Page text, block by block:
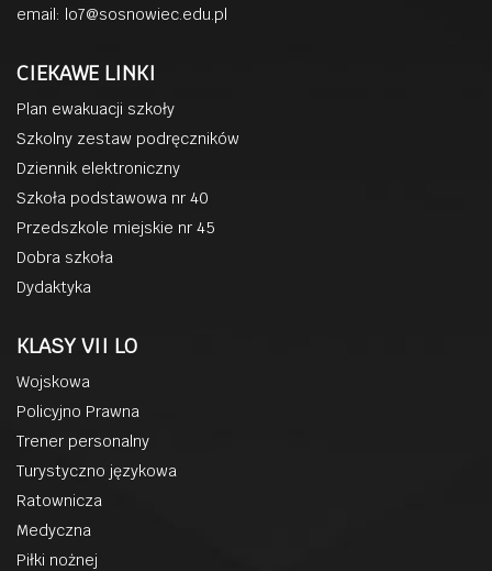
email: lo7@sosnowiec.edu.pl
CIEKAWE LINKI
Plan ewakuacji szkoły
Szkolny zestaw podręczników
Dziennik elektroniczny
Szkoła podstawowa nr 40
Przedszkole miejskie nr 45
Dobra szkoła
Dydaktyka
KLASY VII LO
Wojskowa
Policyjno Prawna
Trener personalny
Turystyczno językowa
Ratownicza
Medyczna
Piłki nożnej